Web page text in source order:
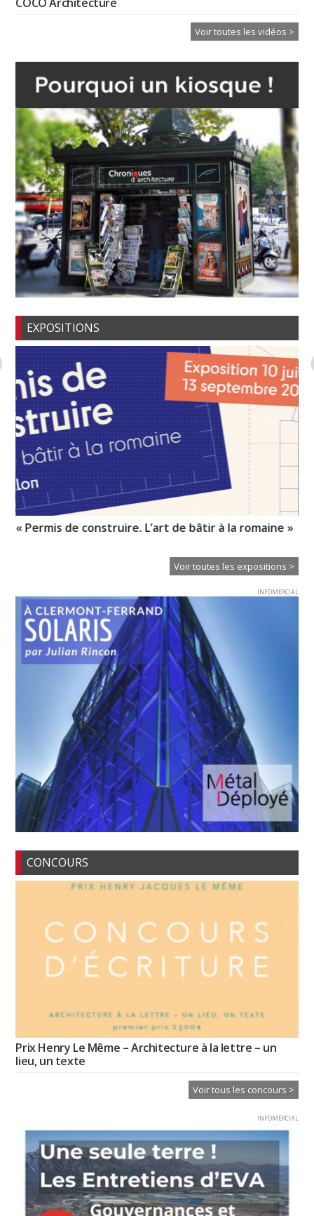
Voir toutes les vidéos >
EXPOSITIONS
« Permis de construire. L’art de bâtir à la romaine »
Voir toutes les expositions >
INFOMERCIAL
CONCOURS
Prix Henry Le Même – Architecture à la lettre – un
lieu, un texte
Voir tous les concours >
INFOMERCIAL